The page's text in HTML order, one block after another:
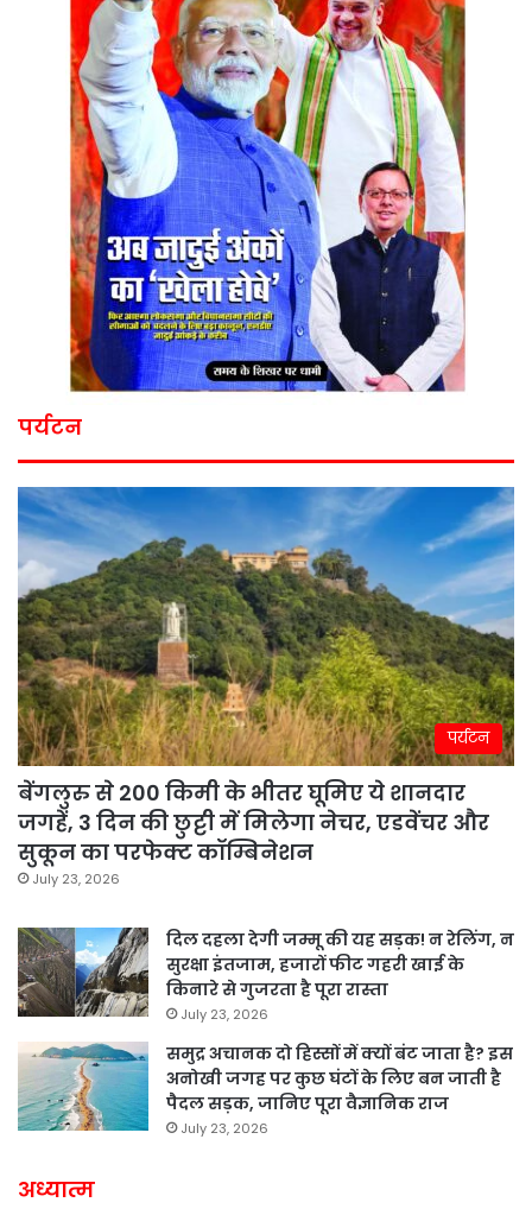
पर्यटन
पर्यटन
बेंगलुरु से 200 किमी के भीतर घूमिए ये शानदार
जगहें, 3 दिन की छुट्टी में मिलेगा नेचर, एडवेंचर और
सुकून का परफेक्ट कॉम्बिनेशन
July 23, 2026
दिल दहला देगी जम्मू की यह सड़क! न रेलिंग, न
सुरक्षा इंतजाम, हजारों फीट गहरी खाई के
किनारे से गुजरता है पूरा रास्ता
July 23, 2026
समुद्र अचानक दो हिस्सों में क्यों बंट जाता है? इस
अनोखी जगह पर कुछ घंटों के लिए बन जाती है
पैदल सड़क, जानिए पूरा वैज्ञानिक राज
July 23, 2026
अध्यात्म